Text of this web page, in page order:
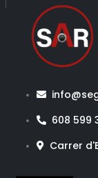
608 599
Carrer